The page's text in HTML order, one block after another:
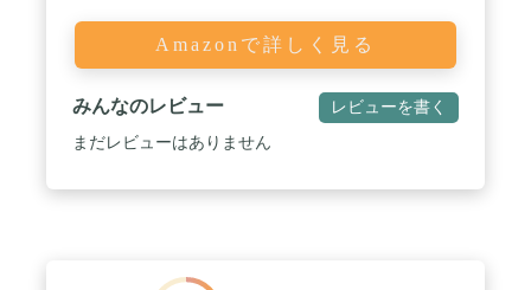
Amazonで詳しく見る
みんなのレビュー レビューを書く
まだレビューはありません